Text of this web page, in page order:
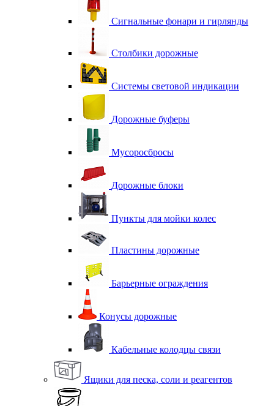
Сигнальные фонари и гирлянды
Столбики дорожные
Системы световой индикации
Дорожные буферы
Мусоросбросы
Дорожные блоки
Пункты для мойки колес
Пластины дорожные
Барьерные ограждения
Конусы дорожные
Кабельные колодцы связи
Ящики для песка, соли и реагентов